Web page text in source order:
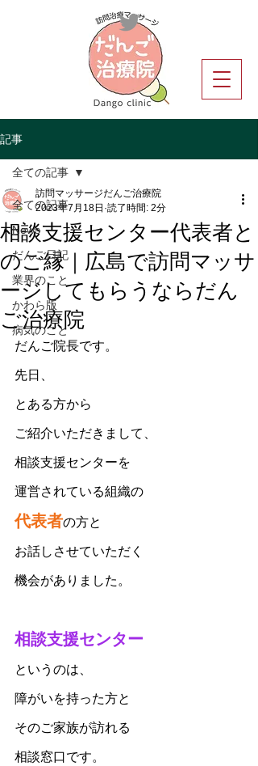
記事
全ての記事
News
だんご日記
業界のこと
かわら版
病気のこと
全ての記事
相談支援センター代表者と
のご縁｜広島で訪問マッサ
ージしてもらうならだん
ご治療院
訪問マッサージだんご治療院
2023年7月18日 読了時間: 2分
だんご院長です。
先日、
とある方から
ご紹介いただきまして、
相談支援センターを
運営されている組織の
代表者の方と
お話しさせていただく
機会がありました。
相談支援センター
というのは、
障がいを持った方と
そのご家族が訪れる
相談窓口です。